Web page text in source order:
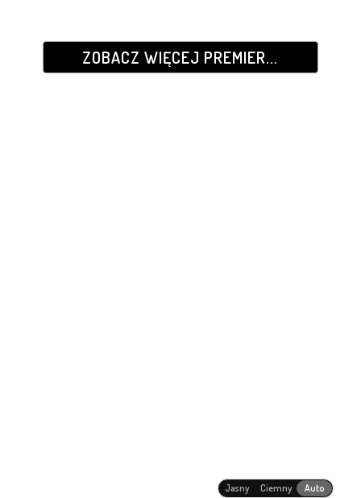
ZOBACZ WIĘCEJ PREMIER...
Jasny Ciemny Auto